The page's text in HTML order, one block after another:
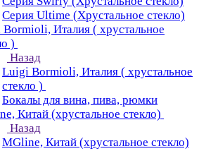
Серия Ultime (Хрустальное стекло)
Италия ( хрустальное
)
Назад
Luigi Bormioli, Италия ( хрустальное
стекло )
Бокалы для вина, пива, рюмки
Китай (хрустальное стекло)
Назад
MGline, Китай (хрустальное стекло)